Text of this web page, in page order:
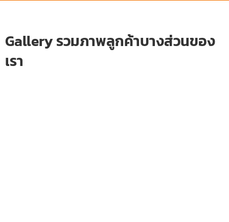
Gallery รวมภาพลูกค้าบางส่วนของ
เรา